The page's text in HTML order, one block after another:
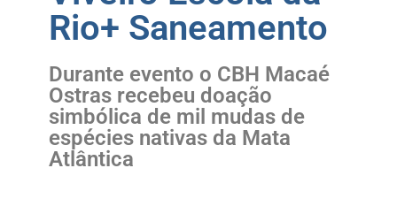
Rio+ Saneamento
Durante evento o CBH Macaé
Ostras recebeu doação
simbólica de mil mudas de
espécies nativas da Mata
Atlântica